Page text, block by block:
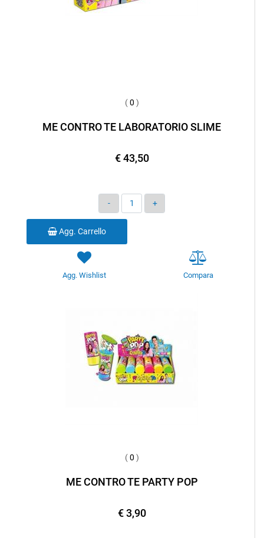
(0 )
ME CONTRO TE LABORATORIO SLIME
€ 43,50
Quantità
Agg. Carrello
Agg. Wishlist Compara
(0 )
ME CONTRO TE PARTY POP
€ 3,90